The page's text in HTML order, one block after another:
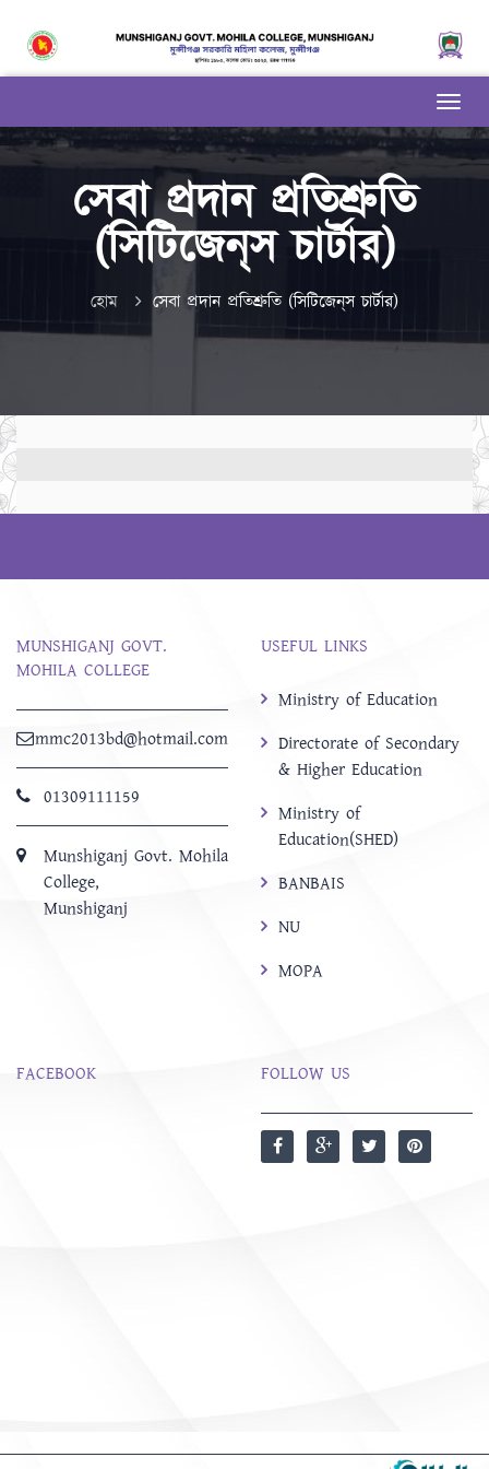
সেবা প্রদান প্রতিশ্রুতি
(সিটিজেন্‌স চার্টার)
হোম সেবা প্রদান প্রতিশ্রুতি (সিটিজেন্‌স চার্টার)
MUNSHIGANJ GOVT.
MOHILA COLLEGE
mmc2013bd@hotmail.com
01309111159
Munshiganj Govt. Mohila
College,
Munshiganj
USEFUL LINKS
Ministry of Education
Directorate of Secondary
& Higher Education
Ministry of
Education(SHED)
BANBAIS
NU
MOPA
FACEBOOK FOLLOW US